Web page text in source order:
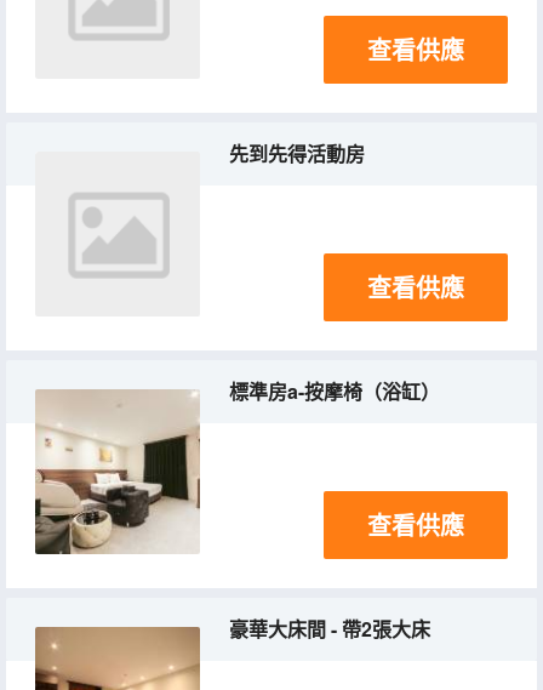
查看供應
先到先得活動房
查看供應
標準房a-按摩椅（浴缸）
查看供應
豪華大床間 - 帶2張大床